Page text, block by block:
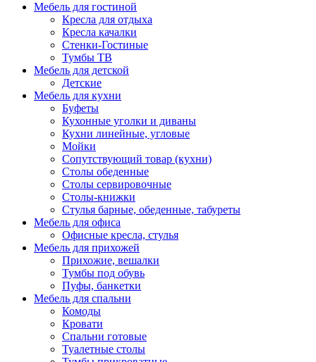
Мебель для гостиной
Кресла для отдыха
Кресла качалки
Стенки-Гостиные
Тумбы ТВ
Мебель для детской
Детские
Мебель для кухни
Буфеты
Кухонные уголки и диваны
Кухни линейные, угловые
Мойки
Сопутствующий товар (кухни)
Столы обеденные
Столы сервировочные
Столы-книжки
Стулья барные, обеденные, табуреты
Мебель для офиса
Офисные кресла, стулья
Мебель для прихожей
Прихожие, вешалки
Тумбы под обувь
Пуфы, банкетки
Мебель для спальни
Комоды
Кровати
Спальни готовые
Туалетные столы